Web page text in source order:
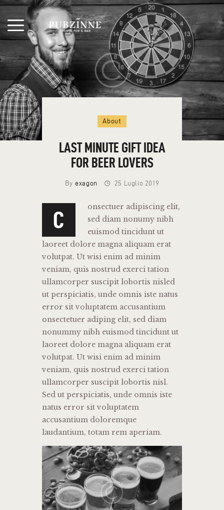
HOME
CHI SIAMO
LOTTERIA
PROGRAMMA
GRAZIE A
About
LAST MINUTE GIFT IDEA
FOR BEER LOVERS
By exagon 25 Luglio 2019
C
onsectuer adipiscing elit,
sed diam nonumy nibh
euismod tincidunt ut
laoreet dolore magna aliquam erat
volutpat. Ut wisi enim ad minim
veniam, quis nostrud exerci tation
ullamcorper suscipit lobortis nisled
ut perspiciatis, unde omnis iste natus
error sit voluptatem accusantium
onsectetuer adiping elit, sed diam
nonummy nibh euismod tincidunt ut
laoreet dolore magna aliquam erat
volutpat. Ut wisi enim ad minim
veniam, quis nostrud exerci tation
ullamcorper suscipit lobortis nisl.
Sed ut perspiciatis, unde omnis iste
natus error sit voluptatem
accusantium doloremque
laudantium, totam rem aperiam.